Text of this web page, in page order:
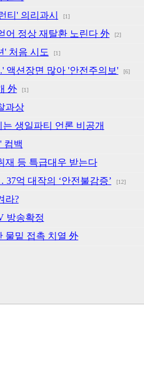
티' 의리과시 [1]
어 정상 재탈환 노린다 外 [2]
' 처음 시도 [1]
액션장면 많아 '안전주의보' [6]
外 [1]
과상
생일파티 언론 비공개
컴백
재 등 특급대우 받는다
억 대작의 ‘안전불감증’ [12]
라?
방송확정
물밑 접촉 치열 外